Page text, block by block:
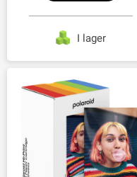
I lager